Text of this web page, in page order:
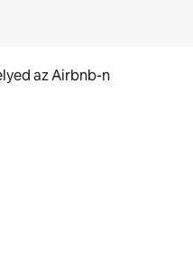
az Airbnb-n